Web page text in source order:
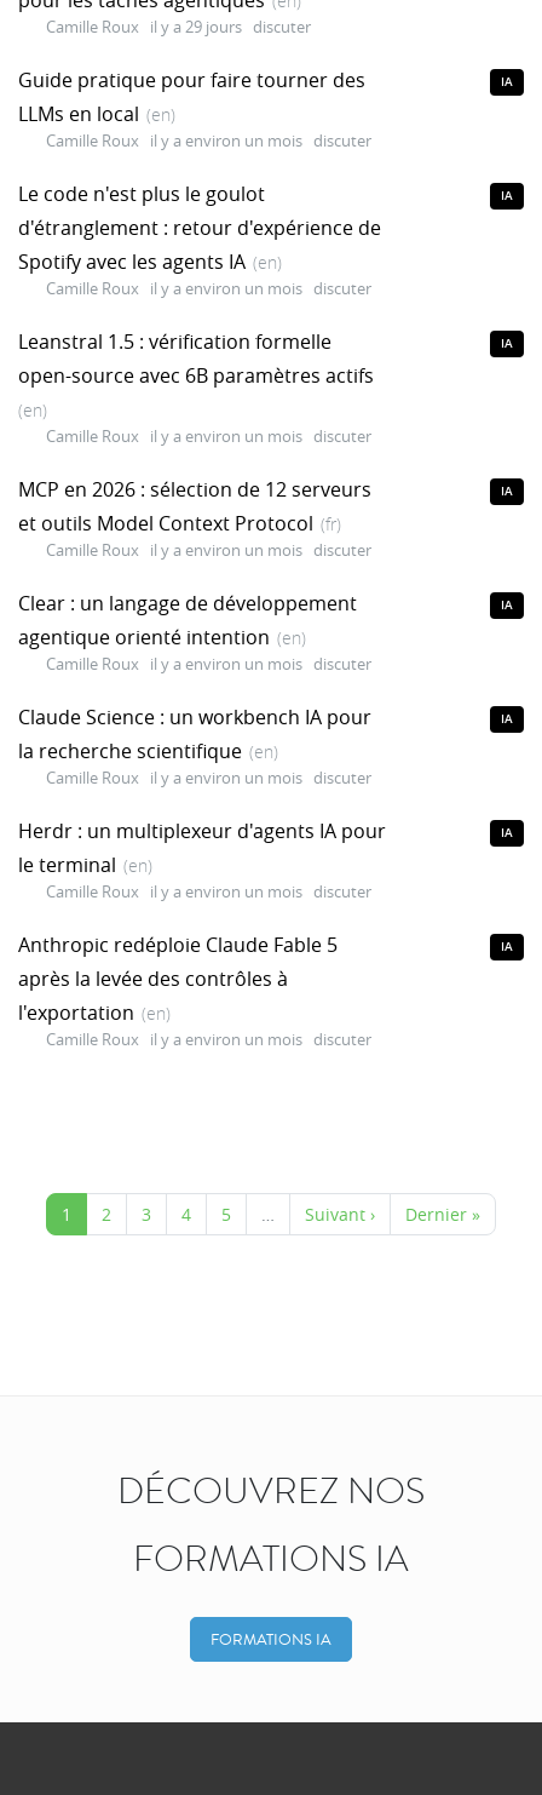
Camille Roux il y a 29 jours discuter
Guide pratique pour faire tourner des
LLMs en local (en)
Camille Roux il y a environ un mois discuter
IA
Le code n'est plus le goulot
d'étranglement : retour d'expérience de
Spotify avec les agents IA (en)
Camille Roux il y a environ un mois discuter
IA
Leanstral 1.5 : vérification formelle
open-source avec 6B paramètres actifs
(en)
Camille Roux il y a environ un mois discuter
IA
MCP en 2026 : sélection de 12 serveurs
et outils Model Context Protocol (fr)
Camille Roux il y a environ un mois discuter
IA
Clear : un langage de développement
agentique orienté intention (en)
Camille Roux il y a environ un mois discuter
IA
Claude Science : un workbench IA pour
la recherche scientifique (en)
Camille Roux il y a environ un mois discuter
IA
Herdr : un multiplexeur d'agents IA pour
le terminal (en)
Camille Roux il y a environ un mois discuter
IA
Anthropic redéploie Claude Fable 5
après la levée des contrôles à
l'exportation (en)
Camille Roux il y a environ un mois discuter
IA
1 2 3 4 5 Suivant › Dernier »
DÉCOUVREZ NOS
FORMATIONS IA
FORMATIONS IA